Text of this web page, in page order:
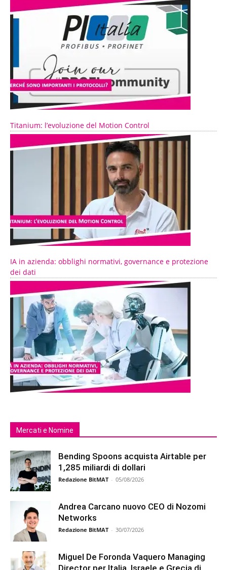
Titanium: l’evoluzione del Motion Control
IA in azienda: obblighi normativi, governance e protezione
dei dati
Mercati e Nomine
Bending Spoons acquista Airtable per
1,285 miliardi di dollari
Redazione BitMAT - 05/08/2026
Andrea Carcano nuovo CEO di Nozomi
Networks
Redazione BitMAT - 30/07/2026
Miguel De Foronda Vaquero Managing
Director per Italia, Israele e Grecia di